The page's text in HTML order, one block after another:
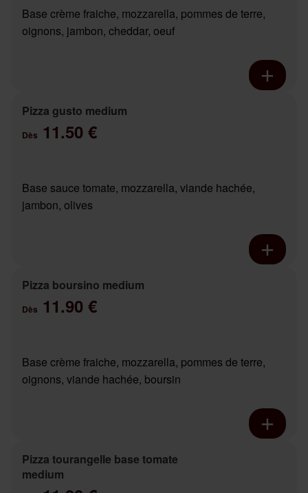
Base crème fraiche, mozzarella, pommes de terre,
oignons, jambon, cheddar, oeuf
Pizza gusto medium
Dès 11.50 €
Base sauce tomate, mozzarella, viande hachée,
jambon, olives
Pizza boursino medium
Dès 11.90 €
Base crème fraiche, mozzarella, pommes de terre,
oignons, viande hachée, boursin
Pizza tourangelle base tomate
medium